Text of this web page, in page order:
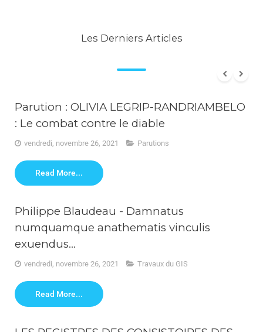
Les Derniers Articles
Parution : OLIVIA LEGRIP-RANDRIAMBELO
: Le combat contre le diable
vendredi, novembre 26, 2021 Parutions
Read More...
Philippe Blaudeau - Damnatus
numquamque anathematis vinculis
exuendus...
vendredi, novembre 26, 2021 Travaux du GIS
Read More...